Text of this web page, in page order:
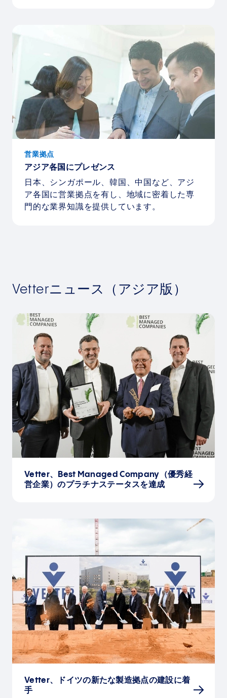
営業拠点
アジア各国にプレゼンス
日本、シンガポール、韓国、中国など、アジ
ア各国に営業拠点を有し、地域に密着した専
門的な業界知識を提供しています。
Vetterニュース（アジア版）
Vetter、Best Managed Company（優秀経
営企業）のプラチナステータスを達成
Vetter、ドイツの新たな製造拠点の建設に着
手